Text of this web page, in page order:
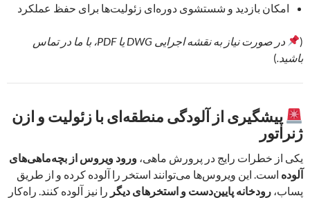
امکان بازدید و شستشوی دوره‌ای زئولیت‌ها برای حفظ عملکرد
(
در صورت نیاز به نقشه اجرایی DWG یا PDF، با ما در تماس
باشید. )
پیشگیری از آلودگی منطقه‌ای با زئولیت و ازن
ژنراتور
یکی از خطرات رایج در پرورش ماهی، ورود ویروس از بچه‌ماهی‌های
آلوده است. این ویروس‌ها می‌توانند استخر را آلوده کرده و از طریق
پساب، رودخانه پایین‌دست و استخرهای دیگر را نیز آلوده کنند. راه‌کار